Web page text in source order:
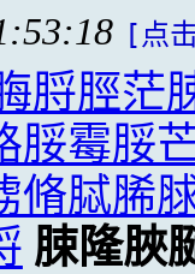
[点
脟脛茫
脮霉脮
脩脦脪
脨隆脥